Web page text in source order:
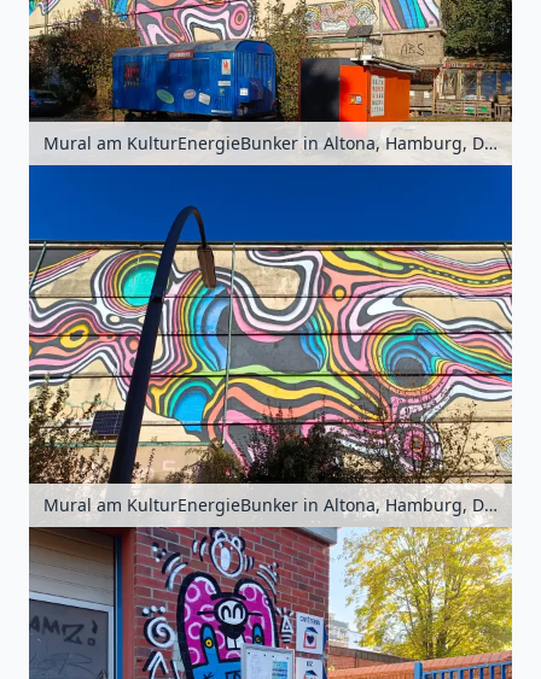
Mural am KulturEnergieBunker in Altona, Hamburg, Deutschland
Mural am KulturEnergieBunker in Altona, Hamburg, Deutschland